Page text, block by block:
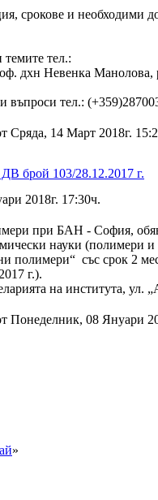
срокове и необходими
тел.:
дхн Невенка
въпроси тел.:
Сряда, 14 Март 2018г.
брой 103/28.12.2017 г.
2018г. 17:30ч.
при БАН - София,
науки (полимери
полимери“ със срок 2
г.).
на института, ул.
Понеделник, 08 Януари
»